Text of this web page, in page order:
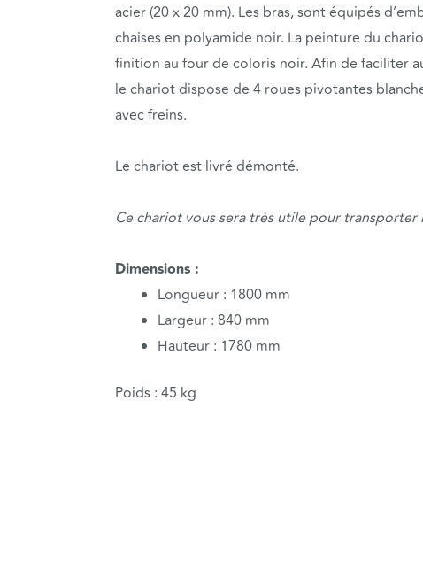
acier (20 x 20 mm). Les bras, sont équipés
chaises en polyamide noir. La peinture du
finition au four de coloris noir. Afin de faciliter
le chariot dispose de 4 roues pivotantes
avec freins.
Le chariot est livré démonté.
Ce chariot vous sera très utile pour transporter
Dimensions :
Longueur : 1800 mm
Largeur : 840 mm
Hauteur : 1780 mm
Poids : 45 kg